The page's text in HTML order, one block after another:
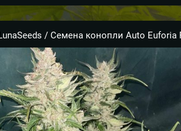
/ Семена конопли Auto Euforia